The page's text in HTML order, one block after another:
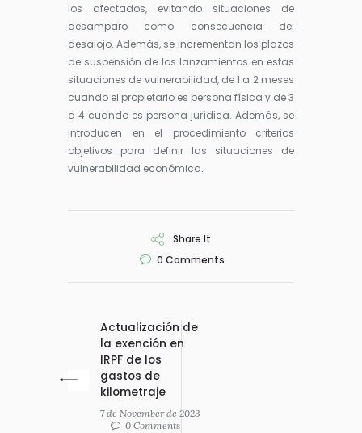
los afectados, evitando situaciones de
desamparo como consecuencia del
desalojo. Además, se incrementan los plazos
de suspensión de los lanzamientos en estas
situaciones de vulnerabilidad, de 1 a 2 meses
cuando el propietario es persona física y de 3
a 4 cuando es persona jurídica. Además, se
introducen en el procedimiento criterios
objetivos para definir las situaciones de
vulnerabilidad económica.
Share It
0 Comments
Actualización de
la exención en
IRPF de los
gastos de
kilometraje
7 de November de 2023
0 Comments